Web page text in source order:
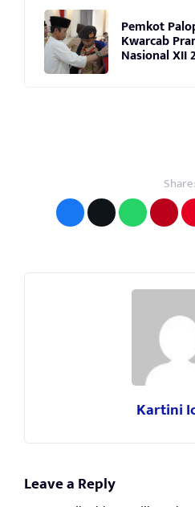
Pemkot
Kwarcab
Nasional XII
Share:
Kartini
Leave a Reply